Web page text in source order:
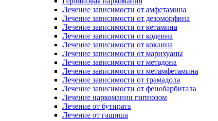
Лечение зависимости от амфетамина
Лечение зависимости от дезоморфина
Лечение зависимости от кетамина
Лечение зависимости от кодеина
Лечение зависимости от кокаина
Лечение зависимости от марихуаны
Лечение зависимости от метадона
Лечение зависимости от метамфетамина
Лечение зависимости от трамадола
Лечение зависимости от фенобарбитала
Лечение наркомании гипнозом
Лечение от бутирата
Лечение от гашиша